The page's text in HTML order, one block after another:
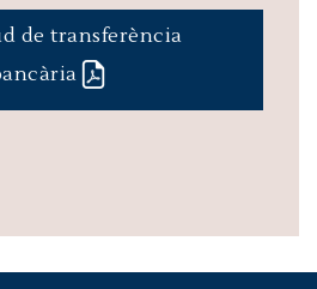
de transferència